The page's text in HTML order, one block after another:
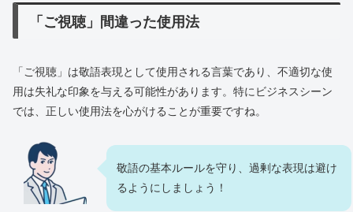
「ご視聴」間違った使用法
「ご視聴」は敬語表現として使用される言葉であり、不適切な使
用は失礼な印象を与える可能性があります。特にビジネスシーン
では、正しい使用法を心がけることが重要ですね。
敬語の基本ルールを守り、過剰な表現は避け
るようにしましょう！